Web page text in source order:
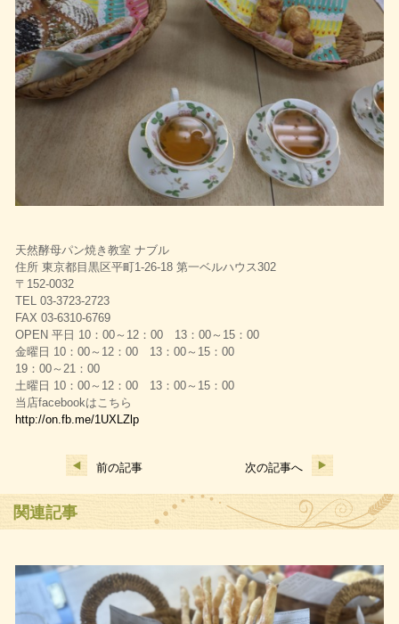
天然酵母パン焼き教室 ナブル
住所 東京都目黒区平町1-26-18 第一ベルハウス302
〒152-0032
TEL 03-3723-2723
FAX 03-6310-6769
OPEN 平日 10：00～12：00 13：00～15：00
金曜日 10：00～12：00 13：00～15：00
19：00～21：00
土曜日 10：00～12：00 13：00～15：00
当店facebookはこちら
http://on.fb.me/1UXLZlp
前の記事 次の記事へ
関連記事